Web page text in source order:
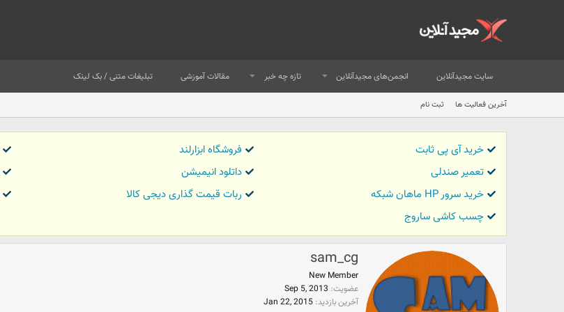
سایت مجیدآنلاین انجمن‌های مجیدآنلاین تازه چه خبر مقالات آموزشی تبلیغات متنی / بک لینک
آخرین فعالیت ها ثبت نام
خرید آی پی ثابت فروشگاه ابزارلند
تعمیر صندلی
داتلود انیمیشن
خرید سرور HP ماهان شبکه
ربات قیمت گذاری دیجی کالا
چسب کاشی ساروج
sam_cg
New Member
عضویت Sep 5, 2013
آخرین بازدید Jan 22, 2015